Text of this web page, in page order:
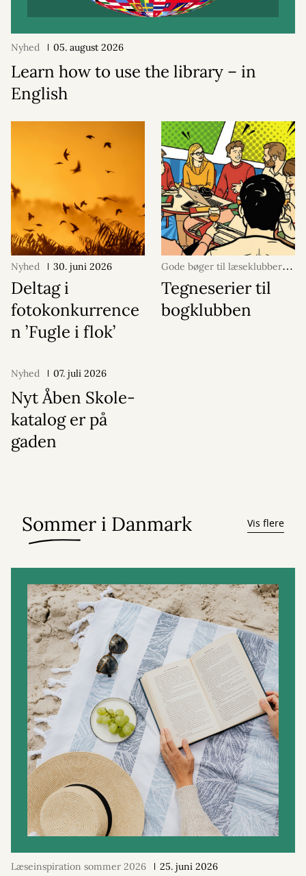
Nyhed 05. august 2026
Learn how to use the library – in
English
Nyhed 30. juni 2026
Deltag i
fotokonkurrence
n ’Fugle i flok’
Gode bøger til læseklubber
06. august 2026
Tegneserier til
bogklubben
Nyhed 07. juli 2026
Nyt Åben Skole-
katalog er på
gaden
Sommer i Danmark Vis flere
Læseinspiration sommer 2026 25. juni 2026